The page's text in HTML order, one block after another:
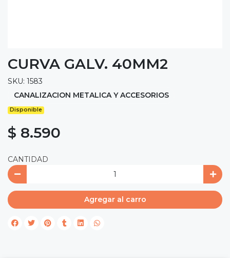
CURVA GALV. 40MM2
SKU: 1583
CANALIZACION METALICA Y ACCESORIOS
Disponible
$ 8.590
CANTIDAD
Agregar al carro